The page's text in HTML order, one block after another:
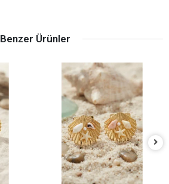
Benzer Ürünler